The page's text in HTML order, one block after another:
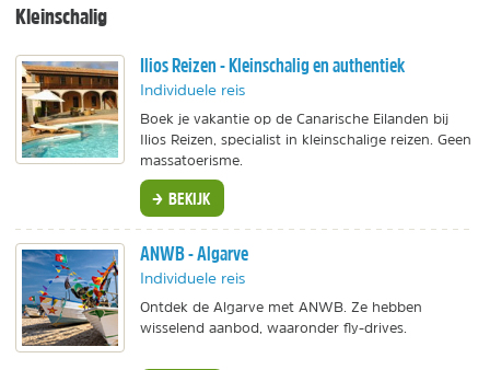
Kleinschalig
Ilios Reizen - Kleinschalig en authentiek
Individuele reis
Boek je vakantie op de Canarische Eilanden bij
Ilios Reizen, specialist in kleinschalige reizen. Geen
massatoerisme.
BEKIJK
ANWB - Algarve
Individuele reis
Ontdek de Algarve met ANWB. Ze hebben
wisselend aanbod, waaronder fly-drives.